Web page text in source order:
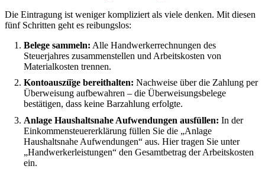
Die Eintragung ist weniger kompliziert als viele denken. Mit diesen
fünf Schritten geht es reibungslos:
Belege sammeln: Alle Handwerkerrechnungen des
Steuerjahres zusammenstellen und Arbeitskosten von
Materialkosten trennen.
Kontoauszü̈ge bereithalten: Nachweise über die Zahlung per
Überweisung aufbewahren – die Überweisungsbelege
bestätigen, dass keine Barzahlung erfolgte.
Anlage Haushaltsnahe Aufwendungen ausfüllen: In der
Einkommensteuererklärung füllen Sie die „Anlage
Haushaltsnahe Aufwendungen“ aus. Hier tragen Sie unter
„Handwerkerleistungen“ den Gesamtbetrag der Arbeitskosten
ein.